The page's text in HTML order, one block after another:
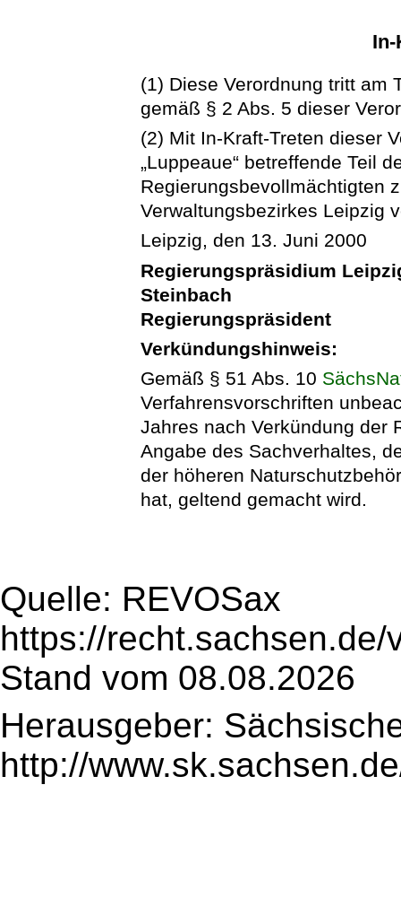
(1) Diese Verordnung tritt am
gemäß § 2 Abs. 5 dieser
(2) Mit In-Kraft-Treten dieser
„Luppeaue“ betreffende Teil
Regierungsbevollmächtigten
Verwaltungsbezirkes Leipzig
Leipzig, den 13. Juni 2000
Regierungspräsidium
Steinbach
Regierungspräsident
Verkündungshinweis:
Gemäß § 51 Abs. 10
Verfahrensvorschriften
Jahres nach Verkündung der
Angabe des Sachverhaltes,
der höheren
hat, geltend gemacht wird.
Quelle: REVOSax
https://
Stand vom 08.08.2026
Herausgeber:
http://